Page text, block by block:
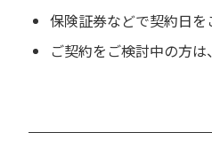
保険証券などで契約日を
ご契約をご検討中の方